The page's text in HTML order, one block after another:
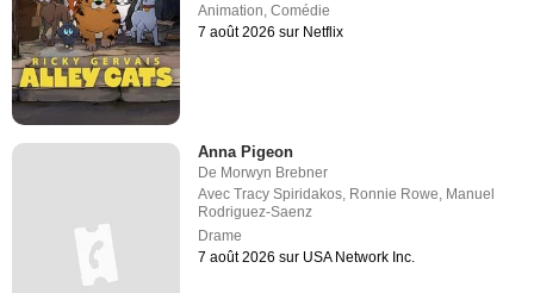
Animation ,Comédie
7 août 2026 sur Netflix
Anna Pigeon
De Morwyn Brebner
AvecTracy Spiridakos, Ronnie Rowe, Manuel
Rodriguez-Saenz
Drame
7 août 2026 sur USA Network Inc.